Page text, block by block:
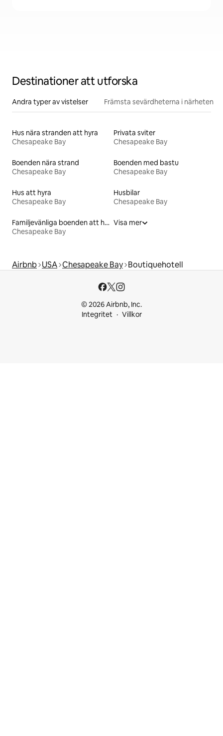
Destinationer att utforska
Andra typer av vistelser Främsta sevärdheterna i närheten
Hus nära stranden att hyra
Chesapeake Bay
Privata sviter
Chesapeake Bay
Boenden nära strand
Chesapeake Bay
Boenden med bastu
Chesapeake Bay
Hus att hyra
Chesapeake Bay
Husbilar
Chesapeake Bay
Familjevänliga boenden att hyra
Chesapeake Bay
Visa mer
Airbnb USA Chesapeake Bay Boutiquehotell
© 2026 Airbnb, Inc.
Integritet
Villkor